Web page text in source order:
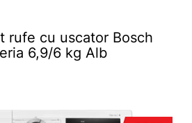
rufe cu uscator Bosch
6,9/6 kg Alb